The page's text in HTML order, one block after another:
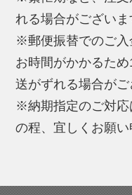
れる場合がございま
※郵便振替でのご入
お時間がかかるた
送がずれる場合がご
※納期指定のご対応
の程、宜しくお願い